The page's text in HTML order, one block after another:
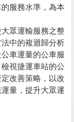
服務水準，為本
眾運輸服務之整
中的複迴歸分析
車運量的公車服
視捷運車站的公
改善策略，以改
量，提升大眾運